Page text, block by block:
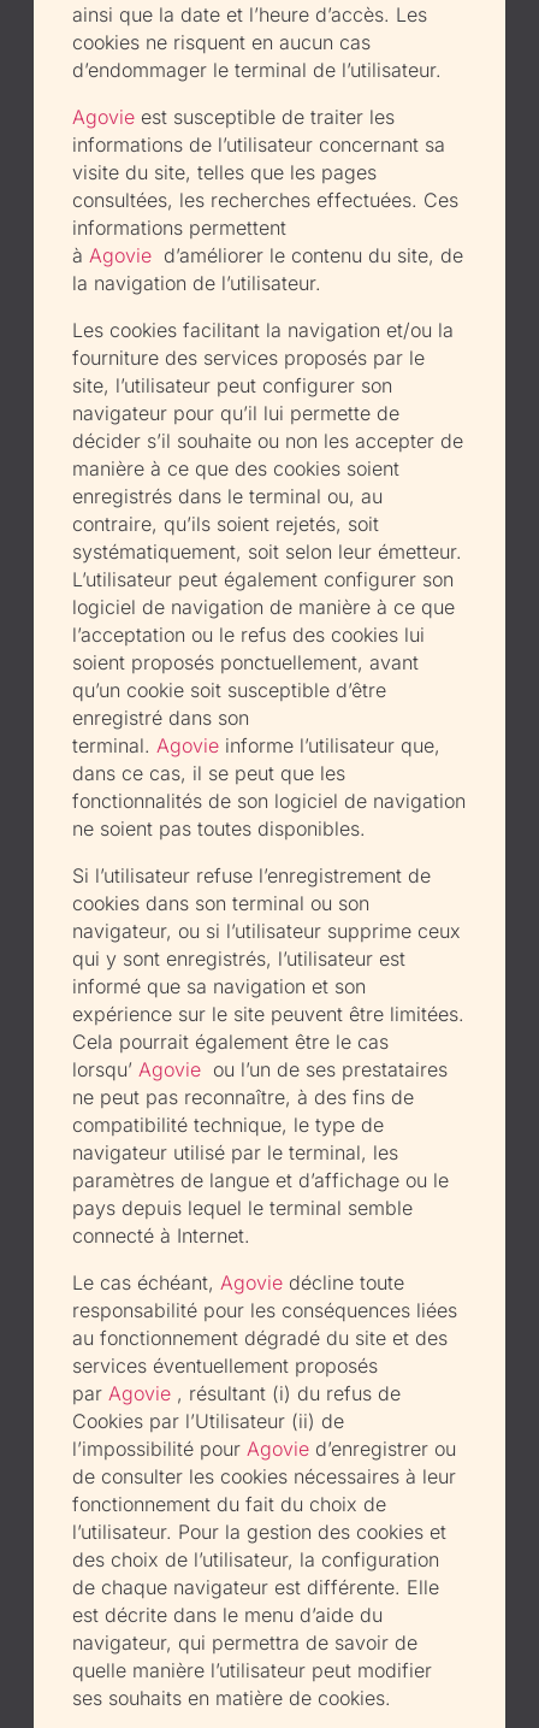
ainsi que la date et l’heure d’accès. Les
cookies ne risquent en aucun cas
d’endommager le terminal de l’utilisateur.
Agovie est susceptible de traiter les
informations de l’utilisateur concernant sa
visite du site, telles que les pages
consultées, les recherches effectuées. Ces
informations permettent
à Agovie d’améliorer le contenu du site, de
la navigation de l’utilisateur.
Les cookies facilitant la navigation et/ou la
fourniture des services proposés par le
site, l’utilisateur peut configurer son
navigateur pour qu’il lui permette de
décider s’il souhaite ou non les accepter de
manière à ce que des cookies soient
enregistrés dans le terminal ou, au
contraire, qu’ils soient rejetés, soit
systématiquement, soit selon leur émetteur.
L’utilisateur peut également configurer son
logiciel de navigation de manière à ce que
l’acceptation ou le refus des cookies lui
soient proposés ponctuellement, avant
qu’un cookie soit susceptible d’être
enregistré dans son
terminal. Agovie informe l’utilisateur que,
dans ce cas, il se peut que les
fonctionnalités de son logiciel de navigation
ne soient pas toutes disponibles.
Si l’utilisateur refuse l’enregistrement de
cookies dans son terminal ou son
navigateur, ou si l’utilisateur supprime ceux
qui y sont enregistrés, l’utilisateur est
informé que sa navigation et son
expérience sur le site peuvent être limitées.
Cela pourrait également être le cas
lorsqu’ Agovie ou l’un de ses prestataires
ne peut pas reconnaître, à des fins de
compatibilité technique, le type de
navigateur utilisé par le terminal, les
paramètres de langue et d’affichage ou le
pays depuis lequel le terminal semble
connecté à Internet.
Le cas échéant, Agovie décline toute
responsabilité pour les conséquences liées
au fonctionnement dégradé du site et des
services éventuellement proposés
par Agovie , résultant (i) du refus de
Cookies par l’Utilisateur (ii) de
l’impossibilité pour Agovie d’enregistrer ou
de consulter les cookies nécessaires à leur
fonctionnement du fait du choix de
l’utilisateur. Pour la gestion des cookies et
des choix de l’utilisateur, la configuration
de chaque navigateur est différente. Elle
est décrite dans le menu d’aide du
navigateur, qui permettra de savoir de
quelle manière l’utilisateur peut modifier
ses souhaits en matière de cookies.